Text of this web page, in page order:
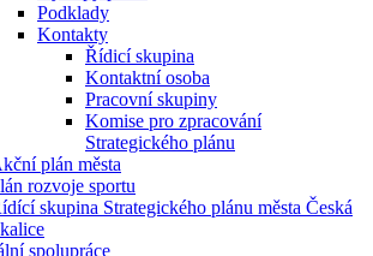
Podklady
Kontakty
Řídicí skupina
Kontaktní osoba
Pracovní skupiny
Komise pro zpracování
Strategického plánu
plán města
rozvoje sportu
skupina Strategického plánu města Česká
spolupráce